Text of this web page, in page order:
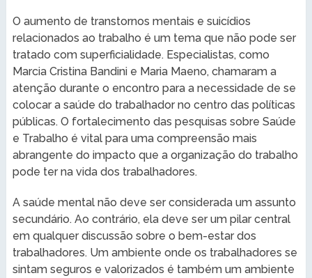
O aumento de transtornos mentais e suicídios
relacionados ao trabalho é um tema que não pode ser
tratado com superficialidade. Especialistas, como
Marcia Cristina Bandini e Maria Maeno, chamaram a
atenção durante o encontro para a necessidade de se
colocar a saúde do trabalhador no centro das políticas
públicas. O fortalecimento das pesquisas sobre Saúde
e Trabalho é vital para uma compreensão mais
abrangente do impacto que a organização do trabalho
pode ter na vida dos trabalhadores.
A saúde mental não deve ser considerada um assunto
secundário. Ao contrário, ela deve ser um pilar central
em qualquer discussão sobre o bem-estar dos
trabalhadores. Um ambiente onde os trabalhadores se
sintam seguros e valorizados é também um ambiente